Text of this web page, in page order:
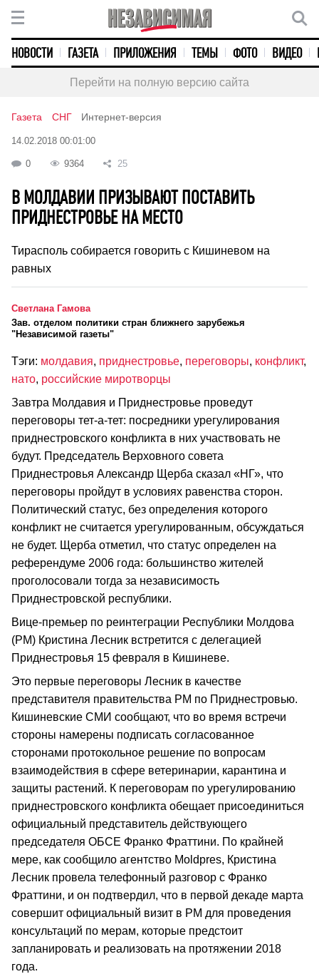
НОВОСТИ ГАЗЕТА ПРИЛОЖЕНИЯ ТЕМЫ ФОТО ВИДЕО
Перейти на полную версию сайта
Газета СНГ Интернет-версия
14.02.2018 00:01:00
0 9364 25
В МОЛДАВИИ ПРИЗЫВАЮТ ПОСТАВИТЬ
ПРИДНЕСТРОВЬЕ НА МЕСТО
Тирасполь собирается говорить с Кишиневом на
равных
Светлана Гамова
Зав. отделом политики стран ближнего зарубежья
"Независимой газеты"
Тэги: молдавия, приднестровье, переговоры, конфликт,
нато, российские миротворцы
Завтра Молдавия и Приднестровье проведут
переговоры тет-а-тет: посредники урегулирования
приднестровского конфликта в них участвовать не
будут. Председатель Верховного совета
Приднестровья Александр Щерба сказал «НГ», что
переговоры пройдут в условиях равенства сторон.
Политический статус, без определения которого
конфликт не считается урегулированным, обсуждаться
не будет. Щерба отметил, что статус определен на
референдуме 2006 года: большинство жителей
проголосовали тогда за независимость
Приднестровской республики.
Вице-премьер по реинтеграции Республики Молдова
(РМ) Кристина Лесник встретится с делегацией
Приднестровья 15 февраля в Кишиневе.
Это первые переговоры Лесник в качестве
представителя правительства РМ по Приднестровью.
Кишиневские СМИ сообщают, что во время встречи
стороны намерены подписать согласованное
сторонами протокольное решение по вопросам
взаимодействия в сфере ветеринарии, карантина и
защиты растений. К переговорам по урегулированию
приднестровского конфликта обещает присоединиться
официальный представитель действующего
председателя ОБСЕ Франко Фраттини. По крайней
мере, как сообщило агентство Moldpres, Кристина
Лесник провела телефонный разговор с Франко
Фраттини, и он подтвердил, что в первой декаде марта
совершит официальный визит в РМ для проведения
консультаций по мерам, которые предстоит
запланировать и реализовать на протяжении 2018
года.